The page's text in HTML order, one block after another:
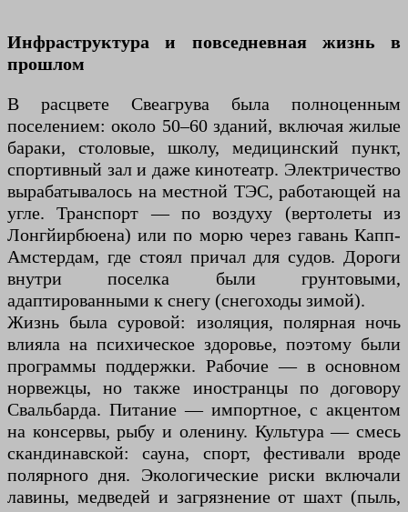
Инфраструктура и повседневная жизнь в
прошлом
В расцвете Свеагрува была полноценным
поселением: около 50–60 зданий, включая жилые
бараки, столовые, школу, медицинский пункт,
спортивный зал и даже кинотеатр. Электричество
вырабатывалось на местной ТЭС, работающей на
угле. Транспорт — по воздуху (вертолеты из
Лонгйирбюена) или по морю через гавань Капп-
Амстердам, где стоял причал для судов. Дороги
внутри поселка были грунтовыми,
адаптированными к снегу (снегоходы зимой).
Жизнь была суровой: изоляция, полярная ночь
влияла на психическое здоровье, поэтому были
программы поддержки. Рабочие — в основном
норвежцы, но также иностранцы по договору
Свальбарда. Питание — импортное, с акцентом
на консервы, рыбу и оленину. Культура — смесь
скандинавской: сауна, спорт, фестивали вроде
полярного дня. Экологические риски включали
лавины, медведей и загрязнение от шахт (пыль,